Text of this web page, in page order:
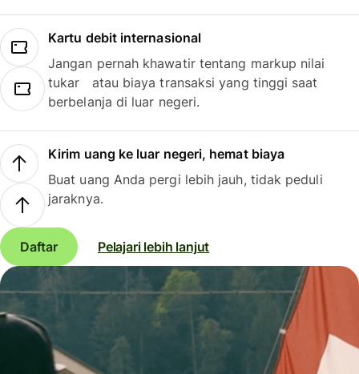
Kartu debit internasional
Jangan pernah khawatir tentang markup nilai
tukar atau biaya transaksi yang tinggi saat
berbelanja di luar negeri.
Kirim uang ke luar negeri, hemat biaya
Buat uang Anda pergi lebih jauh, tidak peduli
jaraknya.
Daftar Pelajari lebih lanjut